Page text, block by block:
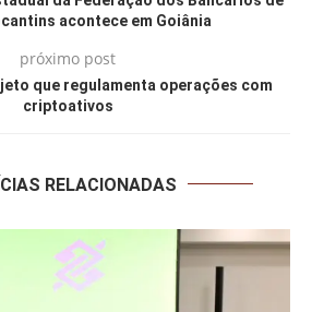
acontece em Goiânia
próximo post
que regulamenta operações com
criptoativos
RELACIONADAS